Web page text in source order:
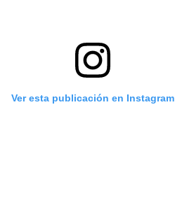
Ver esta publicación en Instagram